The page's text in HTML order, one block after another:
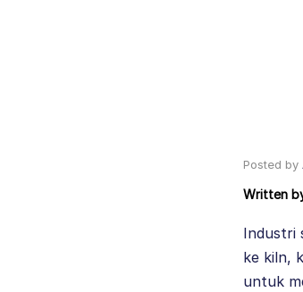
Posted by
Written
Industri
ke kiln,
untuk